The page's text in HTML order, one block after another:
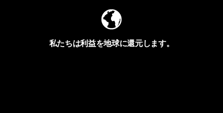
私たちは利益を地球に還元します。